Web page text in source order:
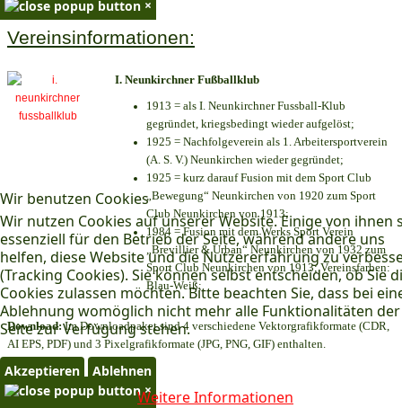
Wir benutzen Cookies
Wir nutzen Cookies auf unserer Website. Einige von ihnen
essenziell für den Betrieb der Seite, während andere uns
helfen, diese Website und die Nutzererfahrung zu
(Tracking Cookies). Sie können selbst entscheiden, ob Sie
Cookies zulassen möchten. Bitte beachten Sie, dass bei
Ablehnung womöglich nicht mehr alle Funktionalitäten der
Seite zur Verfügung stehen.
Akzeptieren Ablehnen
Weitere Informationen
×
Vereinsinformationen:
I. Neunkirchner Fußballklub
1913 = als I. Neunkirchner Fussball-Klub
gegründet, kriegsbedingt wieder aufgelöst;
1925 = Nachfolgeverein als 1. Arbeitersportverein
(A. S. V.) Neunkirchen wieder gegründet;
1925 = kurz darauf Fusion mit dem Sport Club
„Bewegung“ Neunkirchen von 1920 zum Sport
Club Neunkirchen von 1913;
1984 = Fusion mit dem Werks Sport Verein
„Brevillier & Urban“ Neunkirchen von 1932 zum
Sport Club Neunkirchen von 1913; Vereinsfarben:
Blau-Weiß;
Download:Im Downloadpaket sind 4 verschiedene Vektorgrafikformate (CDR,
AI EPS, PDF) und 3 Pixelgrafikformate (JPG, PNG, GIF) enthalten.
×